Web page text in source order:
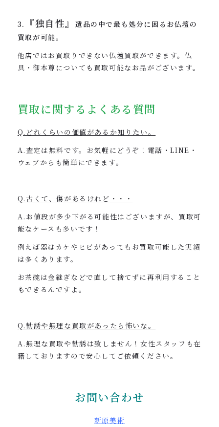
3. 『独自性』遺品の中で最も処分に困るお仏壇の
買取が可能。
他店ではお買取りできない仏壇買取ができます。仏
具・御本尊についても買取可能なお品がございます。
買取に関するよくある質問
Q.どれくらいの価値があるか知りたい。
A.査定は無料です。お気軽にどうぞ！電話・LINE・
ウェブからも簡単にできます。
Q.古くて、傷があるけれど・・・
A.お値段が多少下がる可能性はございますが、買取可
能なケースも多いです！
例えば器はカケやヒビがあってもお買取可能した実績
は多くあります。
お茶碗は金継ぎなどで直して捨てずに再利用すること
もできるんですよ。
Q.勧誘や無理な買取があったら怖いな。
A.無理な買取や勧誘は致しません！女性スタッフも在
籍しておりますので安心してご依頼ください。
お問い合わせ
新原美術